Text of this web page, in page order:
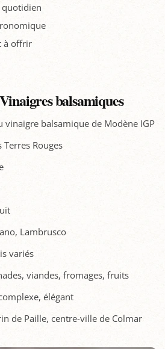
quotidien
à offrir
balsamiques
vinaigre balsamique de Modène IGP
Rouges
Lambrusco
variés
viandes, fromages, fruits
élégant
de Paille, centre-ville de Colmar